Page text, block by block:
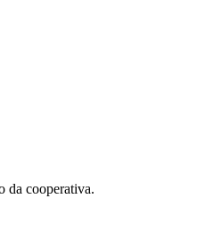
da cooperativa.